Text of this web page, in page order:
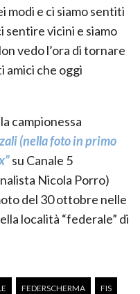
modi e ci siamo sentiti
sentire vicini e siamo
vedo l’ora di tornare
amici che oggi
campionessa
(nella foto in primo
su Canale 5
Nicola Porro)
del 30 ottobre nelle
località “federale” di
FEDERSCHERMA FIS